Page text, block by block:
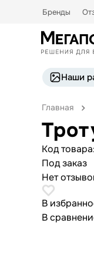
Бренды
Наши
Главная
Код товара:
Под заказ
Нет
В
В